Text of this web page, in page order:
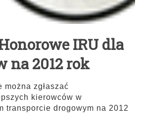
IRU dla
na 2012 rok
można zgłaszać
kierowców w
transporcie drogowym na 2012